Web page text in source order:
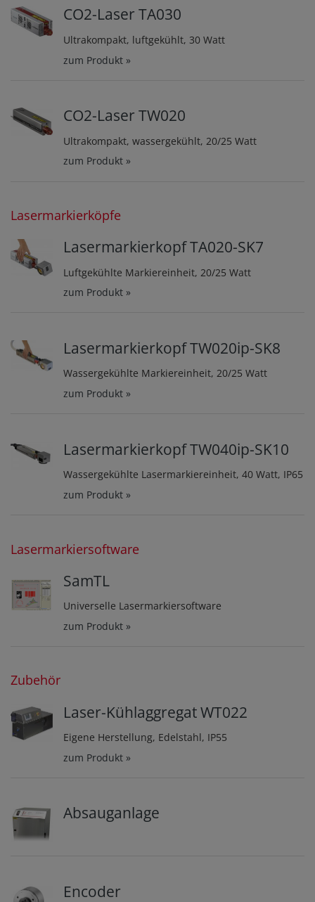
CO2-Laser TA030
Ultrakompakt, luftgekühlt, 30 Watt
zum Produkt »
CO2-Laser TW020
Ultrakompakt, wassergekühlt, 20/25 Watt
zum Produkt »
Lasermarkierköpfe
Lasermarkierkopf TA020-SK7
Luftgekühlte Markiereinheit, 20/25 Watt
zum Produkt »
Lasermarkierkopf TW020ip-SK8
Wassergekühlte Markiereinheit, 20/25 Watt
zum Produkt »
Lasermarkierkopf TW040ip-SK10
Wassergekühlte Lasermarkiereinheit, 40 Watt, IP65
zum Produkt »
Lasermarkiersoftware
SamTL
Universelle Lasermarkiersoftware
zum Produkt »
Zubehör
Laser-Kühlaggregat WT022
Eigene Herstellung, Edelstahl, IP55
zum Produkt »
Absauganlage
Encoder